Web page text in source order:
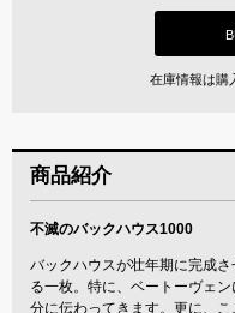
在庫情報は購
商品紹介
不滅のバックハウス1000
バックハウスが壮年期に完成
る一枚。特に、ベートーヴェ
分に伝わってきます。更に、